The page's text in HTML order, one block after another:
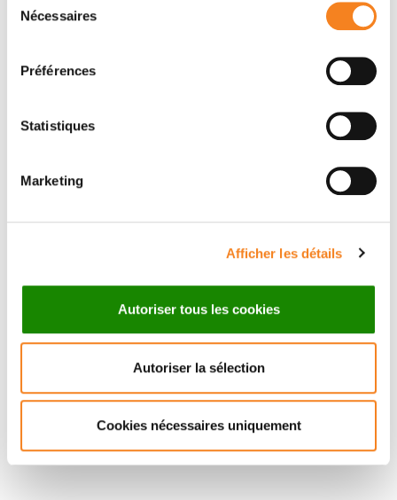
Nécessaires
Préférences
Statistiques
Marketing
Afficher les détails
Autoriser tous les cookies
Autoriser la sélection
Cookies nécessaires uniquement
PUISIEUX